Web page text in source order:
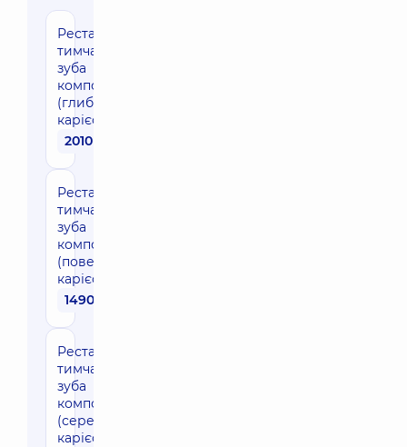
Реставрація
тимчасового
зуба
композитом
(глибокий
карієс)
2010 грн
Реставрація
тимчасового
зуба
композитом
(поверхневий
карієс)
1490 грн
Реставрація
тимчасового
зуба
композитом
(середній
карієс)